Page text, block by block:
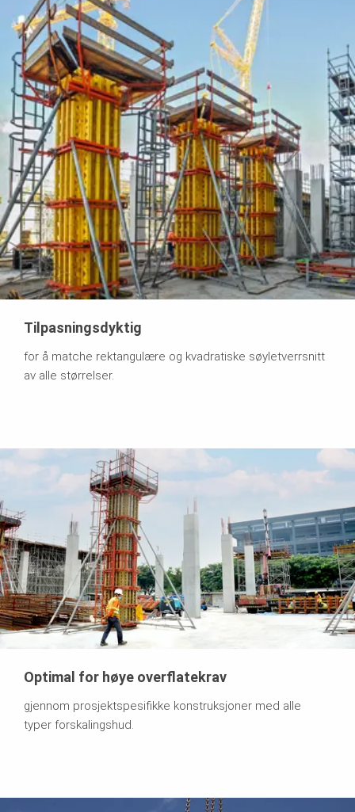
Tilpasningsdyktig
for å matche rektangulære og kvadratiske søyletverrsnitt
av alle størrelser.
Optimal for høye overflatekrav
gjennom prosjektspesifikke konstruksjoner med alle
typer forskalingshud.